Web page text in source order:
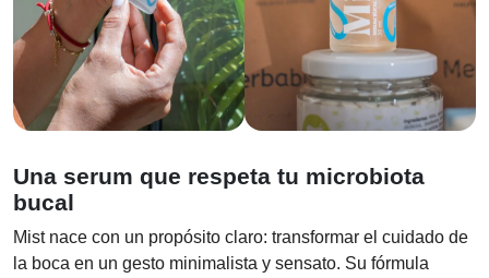
Una serum que respeta tu microbiota
bucal
Mist nace con un propósito claro: transformar el cuidado de
la boca en un gesto minimalista y sensato. Su fórmula